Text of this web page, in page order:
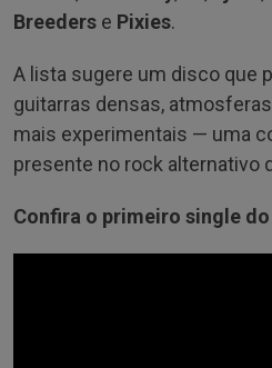
Breeders e Pixies.
A lista sugere um disco que
guitarras densas,
mais experimentais — uma
presente no rock alternativo
Confira o primeiro single